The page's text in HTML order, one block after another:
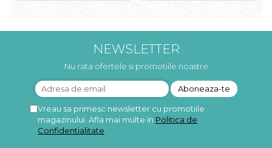
NEWSLETTER
Nu rata ofertele si promotiile noastre
Vreau sa primesc newsletter cu promotiile
magazinului. Afla mai multe in Politica de
Confidentialitate